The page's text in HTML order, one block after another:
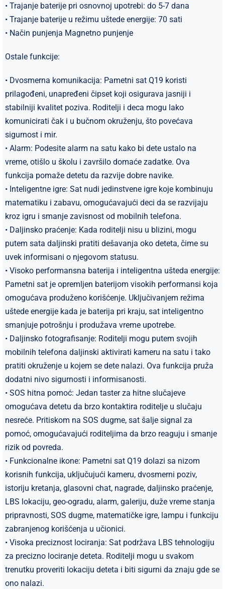
• Trajanje baterije pri osnovnoj upotrebi: do 5-7 dana
• Trajanje baterije u režimu uštede energije: 70 sati
• Način punjenja Magnetno punjenje
Ostale funkcije:
• Dvosmerna komunikacija: Pametni sat Q19 koristi
prilagođeni, unapređeni čipset koji osigurava jasniji i
stabilniji kvalitet poziva. Roditelji i deca mogu lako
komunicirati čak i u bučnom okruženju, što povećava
sigurnost i mir.
• Alarm: Podesite alarm na satu kako bi dete ustalo na
vreme, otišlo u školu i završilo domaće zadatke. Ova
funkcija pomaže detetu da razvije dobre navike.
• Inteligentne igre: Sat nudi jedinstvene igre koje kombinuju
matematiku i zabavu, omogućavajući deci da se razvijaju
kroz igru i smanje zavisnost od mobilnih telefona.
• Daljinsko praćenje: Kada roditelji nisu u blizini, mogu
putem sata daljinski pratiti dešavanja oko deteta, čime su
uvek informisani o njegovom statusu.
• Visoko performansna baterija i inteligentna ušteda energije:
Pametni sat je opremljen baterijom visokih performansi koja
omogućava produženo korišćenje. Uključivanjem režima
uštede energije kada je baterija pri kraju, sat inteligentno
smanjuje potrošnju i produžava vreme upotrebe.
• Daljinsko fotografisanje: Roditelji mogu putem svojih
mobilnih telefona daljinski aktivirati kameru na satu i tako
pratiti okruženje u kojem se dete nalazi. Ova funkcija pruža
dodatni nivo sigurnosti i informisanosti.
• SOS hitna pomoć: Jedan taster za hitne slučajeve
omogućava detetu da brzo kontaktira roditelje u slučaju
nesreće. Pritiskom na SOS dugme, sat šalje signal za
pomoć, omogućavajući roditeljima da brzo reaguju i smanje
rizik od povreda.
• Funkcionalne ikone: Pametni sat Q19 dolazi sa nizom
korisnih funkcija, uključujući kameru, dvosmerni poziv,
istoriju kretanja, glasovni chat, nagrade, daljinsko praćenje,
LBS lokaciju, geo-ogradu, alarm, galeriju, duže vreme stanja
pripravnosti, SOS dugme, matematičke igre, lampu i funkciju
zabranjenog korišćenja u učionici.
• Visoka preciznost lociranja: Sat podržava LBS tehnologiju
za precizno lociranje deteta. Roditelji mogu u svakom
trenutku proveriti lokaciju deteta i biti sigurni da znaju gde se
ono nalazi.